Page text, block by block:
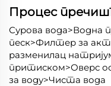
Процес
Сурова вода>Водна
песк>Филтер за
разменилац
притиском>Оверс
за воду>Чиста вода